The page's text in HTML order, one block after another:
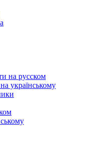
на русском
українському